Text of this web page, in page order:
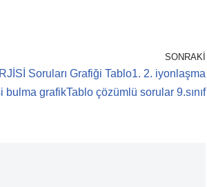
SONRAKI
Soruları Grafiği Tablo1. 2. iyonlaşma
bulma grafikTablo çözümlü sorular 9.sınıf